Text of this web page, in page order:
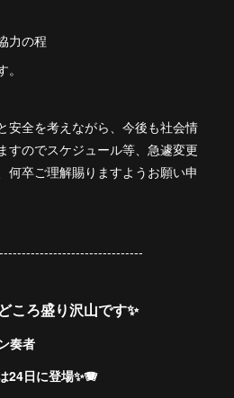
力の程
安全を考えながら、今後も社会情
すのでスケジュール等、急遽変更
何卒ご理解賜りますようお願い申
ころ盛り沢山です✨
奏者
24日に登場✨🪗